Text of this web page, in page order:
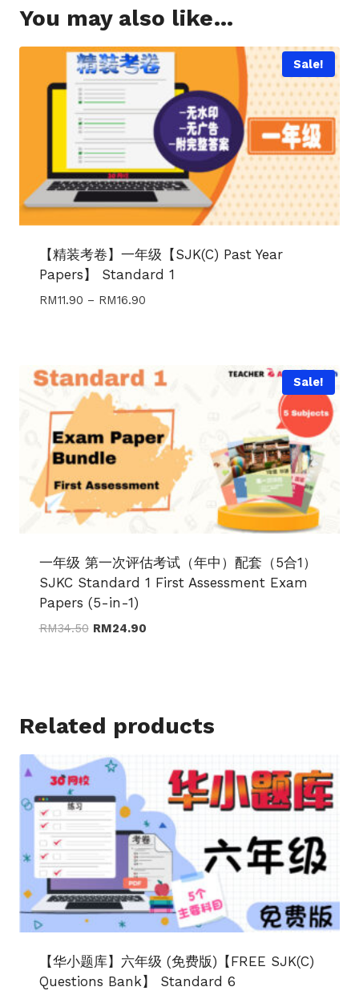
You may also like…
Sale!
【精装考卷】一年级【SJK(C) Past Year
Papers】 Standard 1
RM11.90 – RM16.90Price
RM16.90
Sale!
一年级 第一次评估考试（年中）配套（5合1）
SJKC Standard 1 First Assessment Exam
Papers (5-in-1)
RM34.50 Original
RM24.90Current
Related products
【华小题库】六年级 (免费版)【FREE SJK(C)
Questions Bank】 Standard 6